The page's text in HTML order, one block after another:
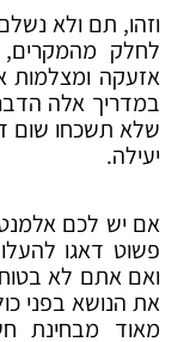
וזהו, תם ולא
לחלק
אזעקה
במדריך אלה
שלא תשכחו שום
יעילה.
אם יש לכם
פשוט דאגו
ואם אתם לא
את הנושא בפני
מאוד מבחינת